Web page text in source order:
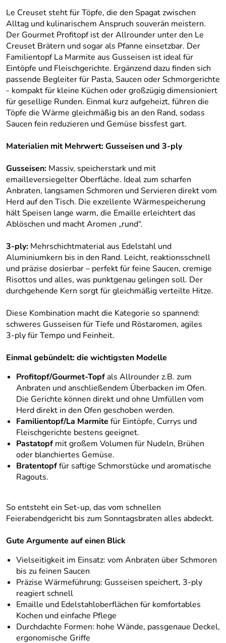
Le Creuset steht für Töpfe, die den Spagat zwischen
Alltag und kulinarischem Anspruch souverän meistern.
Der Gourmet Profitopf ist der Allrounder unter den Le
Creuset Brätern und sogar als Pfanne einsetzbar. Der
Familientopf La Marmite aus Gusseisen ist ideal für
Eintöpfe und Fleischgerichte. Ergänzend dazu finden sich
passende Begleiter für Pasta, Saucen oder Schmorgerichte
- kompakt für kleine Küchen oder großzügig dimensioniert
für gesellige Runden. Einmal kurz aufgeheizt, führen die
Töpfe die Wärme gleichmäßig bis an den Rand, sodass
Saucen fein reduzieren und Gemüse bissfest gart.
Materialien mit Mehrwert: Gusseisen und 3‑ply
Gusseisen: Massiv, speicherstark und mit
emailleversiegelter Oberfläche. Ideal zum scharfen
Anbraten, langsamen Schmoren und Servieren direkt vom
Herd auf den Tisch. Die exzellente Wärmespeicherung
hält Speisen lange warm, die Emaille erleichtert das
Ablöschen und macht Aromen „rund“.
3‑ply: Mehrschichtmaterial aus Edelstahl und
Aluminiumkern bis in den Rand. Leicht, reaktionsschnell
und präzise dosierbar – perfekt für feine Saucen, cremige
Risottos und alles, was punktgenau gelingen soll. Der
durchgehende Kern sorgt für gleichmäßig verteilte Hitze.
Diese Kombination macht die Kategorie so spannend:
schweres Gusseisen für Tiefe und Röstaromen, agiles
3‑ply für Tempo und Feinheit.
Einmal gebündelt: die wichtigsten Modelle
Profitopf/Gourmet-Topfals Allrounder z.B. zum
Anbraten und anschließendem Überbacken im Ofen.
Die Gerichte können direkt und ohne Umfüllen vom
Herd direkt in den Ofen geschoben werden.
Familientopf/La Marmite für Eintöpfe, Currys und
Fleischgerichte bestens geeignet.
Pastatopf mit großem Volumen für Nudeln, Brühen
oder blanchiertes Gemüse.
Bratentopffür saftige Schmorstücke und aromatische
Ragouts.
So entsteht ein Set-up, das vom schnellen
Feierabendgericht bis zum Sonntagsbraten alles abdeckt.
Gute Argumente auf einen Blick
Vielseitigkeit im Einsatz: vom Anbraten über Schmoren
bis zu feinen Saucen
Präzise Wärmeführung: Gusseisen speichert, 3‑ply
reagiert schnell
Emaille und Edelstahloberflächen für komfortables
Kochen und einfache Pflege
Durchdachte Formen: hohe Wände, passgenaue Deckel,
ergonomische Griffe